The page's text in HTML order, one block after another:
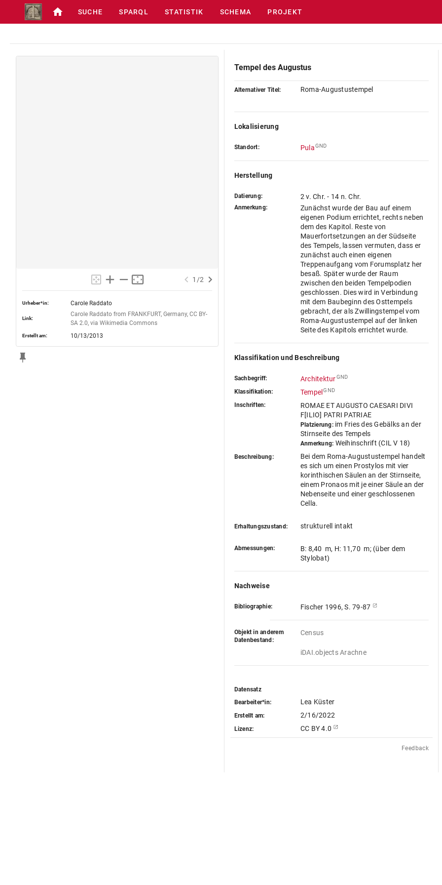
SUCHE SPARQL STATISTIK SCHEMA PROJEKT
1 /2
Urheber*in: Carole Raddato
Link:
Carole Raddato from FRANKFURT, Germany, CC BY-
SA 2.0, via Wikimedia Commons
Erstellt am: 10/13/2013
Tempel des Augustus
Alternativer Titel: Roma-Augustustempel
Lokalisierung
Standort: PulaGND
Herstellung
Datierung: 2 v. Chr. - 14 n. Chr.
Anmerkung:
Zunächst wurde der Bau auf einem
eigenen Podium errichtet, rechts neben
dem des Kapitol. Reste von
Mauerfortsetzungen an der Südseite
des Tempels, lassen vermuten, dass er
zunächst auch einen eigenen
Treppenaufgang vom Forumsplatz her
besaß. Später wurde der Raum
zwischen den beiden Tempelpodien
geschlossen. Dies wird in Verbindung
mit dem Baubeginn des Osttempels
gebracht, der als Zwillingstempel vom
Roma-Augustustempel auf der linken
Seite des Kapitols errichtet wurde.
Klassifikation und Beschreibung
Sachbegriff: ArchitekturGND
Klassifikation: Tempel GND
Inschriften:
ROMAE ET AUGUSTO CAESARI DIVI
F[ILIO] PATRI PATRIAE
Platzierung:im Fries des Gebälks an der
Stirnseite des Tempels
Anmerkung: Weihinschrift (CIL V 18)
Beschreibung:
Bei dem Roma-Augustustempel handelt
es sich um einen Prostylos mit vier
korinthischen Säulen an der Stirnseite,
einem Pronaos mit je einer Säule an der
Nebenseite und einer geschlossenen
Cella.
Erhaltungszustand: strukturell intakt
Abmessungen: B: 8,40 m, H: 11,70 m; (über dem
Stylobat)
Nachweise
Bibliographie: Fischer 1996, S. 79-87
Objekt in anderem
Datenbestand:
Census
iDAI.objects Arachne
Datensatz
Bearbeiter*in:
Lea Küster
Erstellt am: 2/16/2022
Lizenz: CC BY 4.0
Feedback